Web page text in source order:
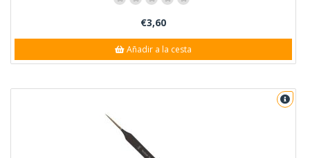
€3,60
Añadir a la cesta